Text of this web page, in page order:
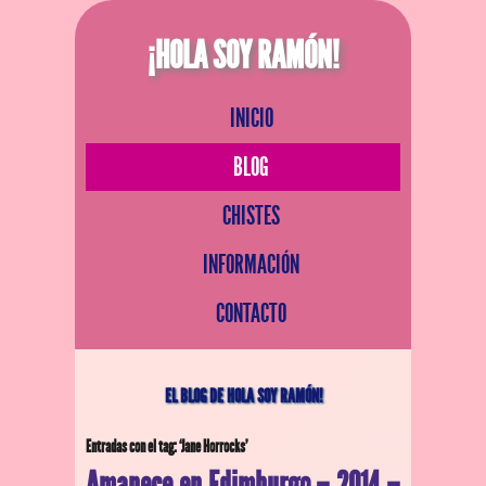
¡HOLA SOY RAMÓN!
INICIO
BLOG
CHISTES
INFORMACIÓN
CONTACTO
EL BLOG DE HOLA SOY RAMÓN!
Entradas con el tag: ‘Jane Horrocks’